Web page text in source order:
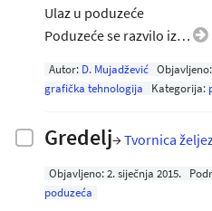
Ulaz u poduzeće
Poduzeće se razvilo iz…
Autor: D. Mujadžević Objavljeno:
grafička tehnologija
Kategorija:
Gredelj→Tvornica
Objavljeno: 2. siječnja 2015.
poduzeća